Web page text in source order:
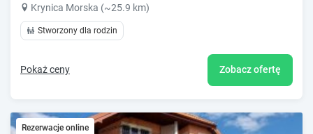
Krynica Morska (~25.9 km)
Stworzony dla rodzin
Pokaż ceny Zobacz ofertę
Rezerwacje online